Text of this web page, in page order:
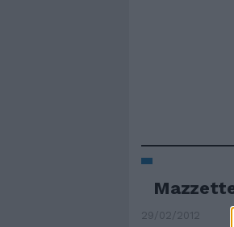
29/02/2012